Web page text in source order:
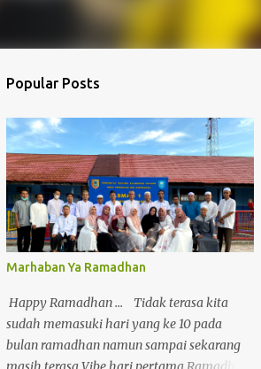
Popular Posts
Marhaban Ya Ramadhan
Happy Ramadhan ... Tidak terasa kita
sudah memasuki hari yang ke 10 pada
bulan ramadhan namun sampai sekarang